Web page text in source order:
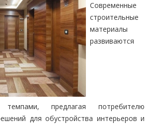
Современные
строительные
материалы
развиваются
темпами, предлагая потребителю
для обустройства интерьеров и